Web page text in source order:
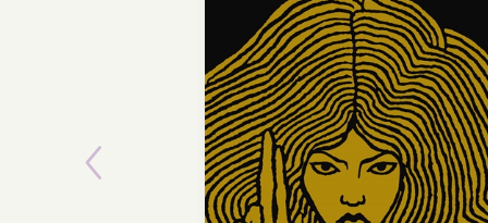
Previous